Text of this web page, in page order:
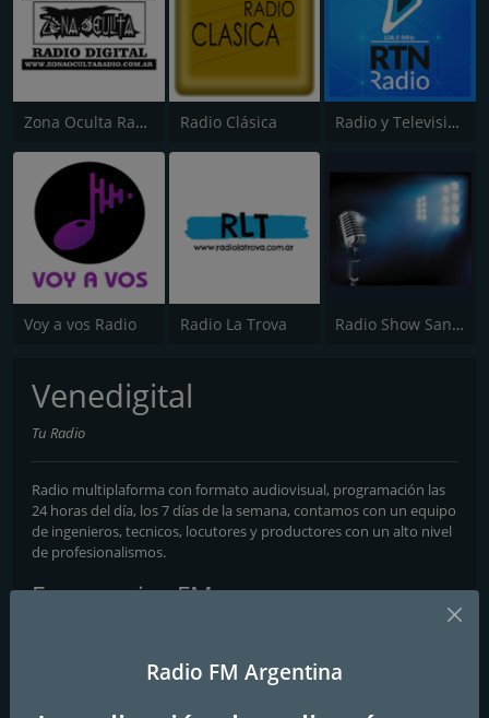
Zona Oculta Radio Radio Clásica Radio y Televisión del Neuquén
Voy a vos Radio Radio La Trova Radio Show Santa Maria
Venedigital
Tu Radio
Radio multiplaforma con formato audiovisual, programación las
24 horas del día, los 7 días de la semana, contamos con un equipo
de ingenieros, tecnicos, locutores y productores con un alto nivel
de profesionalismos.
Frecuencias FM
Contactos
Radio FM Argentina